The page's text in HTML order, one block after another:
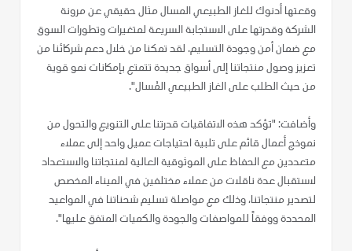
وقعتها أدنوك للغاز الطبيعي المسال مثال حقيقي عن مرونة
الشركة وقدرتها على الاستجابة السريعة لمتغيرات وتطورات السوق
مع ضمان أمن وجودة التسليم. لقد تمكنا من خلال دعم شركائنا من
تعزيز وصول منتجاتنا إلى أسواق جديدة تتمتع بإمكانات نمو قوية
من حيث الطلب على الغاز الطبيعي المُسال".
وأضافت: "تؤكد هذه الاتفاقيات قدرتنا على التنويع والتحول من
نموذج أعمال قائم على تلبية احتياجات عميل واحد إلى عملاء
متعددين مع الحفاظ على الموثوقية العالية لمنتجاتنا والاستعداد
لاستقبال عدة ناقلات من عملاء مختلفين في الميناء المخصص
لتصدير منتجاتنا، وذلك مع مواصلة تسليم شحناتنا في المواعيد
المحددة ووفقاً للمواصفات والجودة والكميات المتفق عليها".